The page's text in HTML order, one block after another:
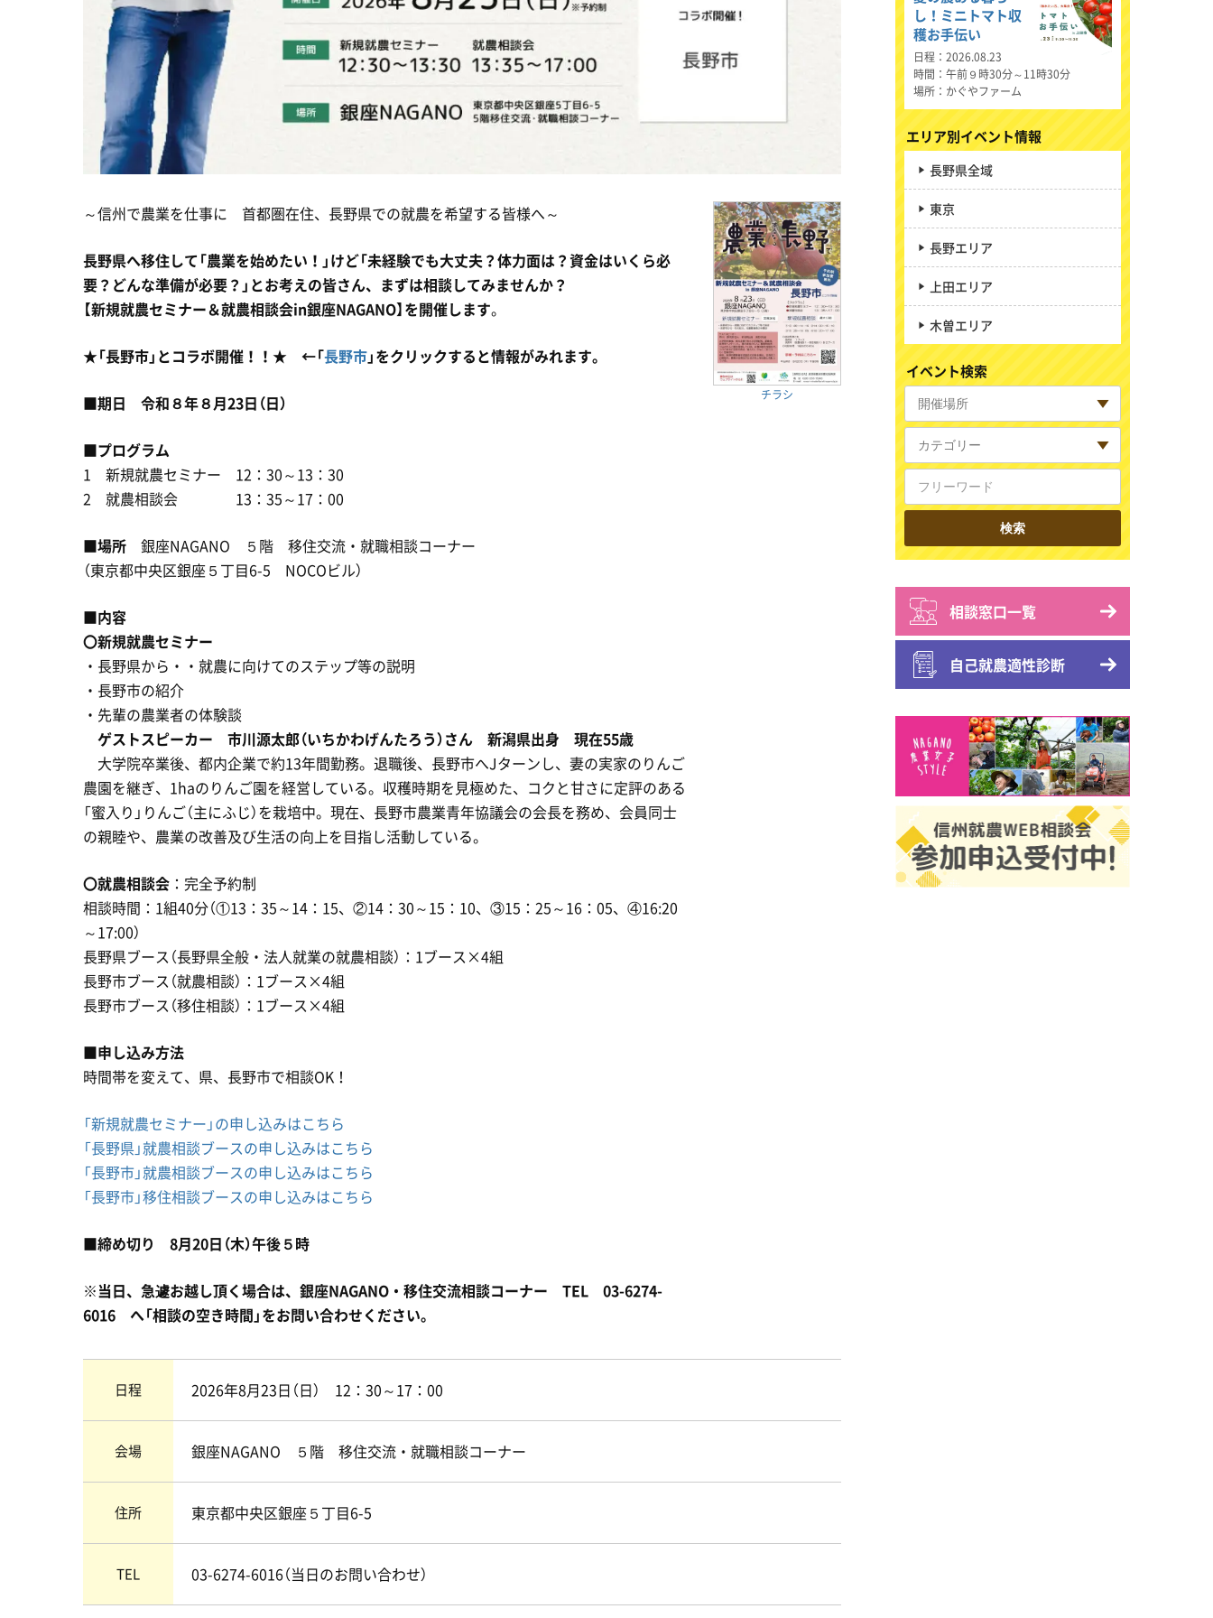
～信州で農業を仕事に 首都圏在住、長野県での就農を希望する皆様へ～
長野県へ移住して「農業を始めたい！」けど「未経験でも大丈夫？体力面は？資金はいくら必
要？どんな準備が必要？」とお考えの皆さん、まずは相談してみませんか？
【新規就農セミナー＆就農相談会in銀座NAGANO】を開催します。
★「長野市」とコラボ開催！！ ★ ←「長野市」をクリックすると情報がみれます。
■期日 令和８年８月23日（日）
■プログラム
1 新規就農セミナー 12：30～13：30
2 就農相談会 13：35～17：00
■場所 銀座NAGANO ５階 移住交流・就職相談コーナー
（東京都中央区銀座５丁目6-5 NOCOビル）
■内容
〇新規就農セミナー
・長野県から・・就農に向けてのステップ等の説明
・長野市の紹介
・先輩の農業者の体験談
ゲストスピーカー 市川源太郎（いちかわげんたろう）さん 新潟県出身 現在55歳
大学院卒業後、都内企業で約13年間勤務。退職後、長野市へJターンし、妻の実家のりんご
農園を継ぎ、1haのりんご園を経営している。収穫時期を見極めた、コクと甘さに定評のある
「蜜入り」りんご（主にふじ）を栽培中。現在、長野市農業青年協議会の会長を務め、会員同士
の親睦や、農業の改善及び生活の向上を目指し活動している。
〇就農相談会 ：完全予約制
相談時間：1組40分（①13：35～14：15、②14：30～15：10、③15：25～16：05、④16:20
～17:00）
長野県ブース（長野県全般・法人就業の就農相談）：1ブース×4組
長野市ブース（就農相談）：1ブース×4組
長野市ブース（移住相談）：1ブース×4組
■申し込み方法
時間帯を変えて、県、長野市で相談OK！
「新規就農セミナー」の申し込みはこちら
「長野県」就農相談ブースの申し込みはこちら
「長野市」就農相談ブースの申し込みはこちら
「長野市」移住相談ブースの申し込みはこちら
■締め切り 8月20日（木）午後５時
※当日、急遽お越し頂く場合は、銀座NAGANO・移住交流相談コーナー TEL 03-6274-
6016 へ「相談の空き時間」をお問い合わせください。
チラシ
日程 2026年8月23日（日） 12：30～17：00
会場 銀座NAGANO ５階 移住交流・就職相談コーナー
住所 東京都中央区銀座５丁目6-5
TEL 03-6274-6016（当日のお問い合わせ）
し！ミニトマト収
穫お手伝い
日程
2026.08.23
時間
午前９時30分～11時30分
場所
かぐやファーム
エリア別イベント情報
長野県全域
東京
長野エリア
上田エリア
木曽エリア
イベント検索
相談窓口一覧
自己就農適性診断